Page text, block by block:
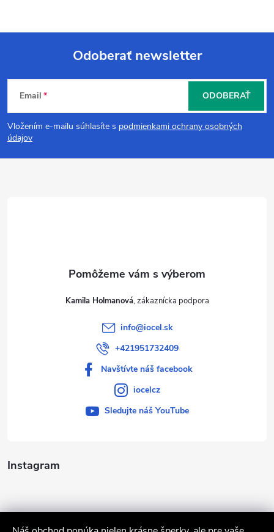
Z
á
p
Odoberať newsletter
Email
Vložením e-mailu súhlasíte s podmienkami ochrany osobných
údajov
ODOBERAŤ
Instagram
Kamila Holmanová
info@iocel.sk
+421951732409
Navštívte náš facebook
iocelcz
Sledujte náš YouTube